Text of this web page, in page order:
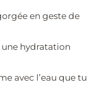
en geste de
hydratation
avec l’eau que tu